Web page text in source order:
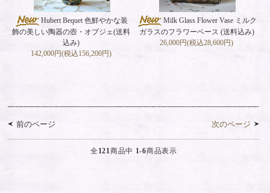
Hubert Bequet 色鮮やかな装
飾の美しい陶器の壺・オブジェ(送料
込み)
142,000円(税込156,200円)
Milk Glass Flower Vase ミルク
ガラスのフラワーベース (送料込み)
26,000円(税込28,600円)
前のページ 次のページ
全121 商品中 1-6商品表示